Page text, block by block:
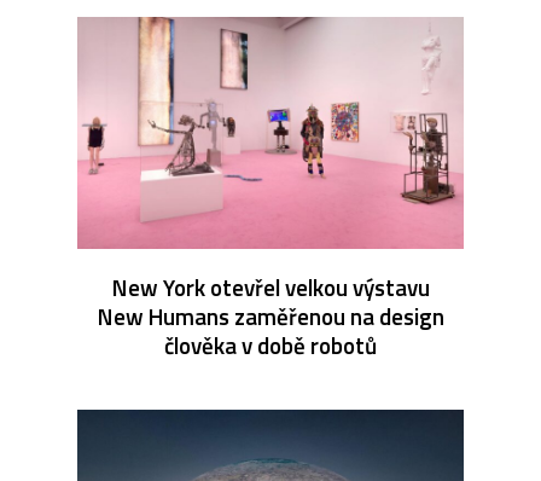
New York otevřel velkou výstavu
New Humans zaměřenou na design
člověka v době robotů